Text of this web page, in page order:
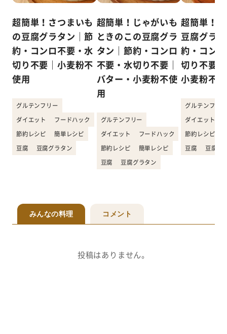
超簡単！さつまいも
の豆腐グラタン｜節
約・コンロ不要・水
切り不要｜小麦粉不
使用
グルテンフリー
ダイエット フードハック
節約レシピ 簡単レシピ
豆腐 豆腐グラタン
超簡単！じゃがいも
ときのこの豆腐グラ
タン｜節約・コンロ
不要・水切り不要｜
バター・小麦粉不使
用
グルテンフリー
ダイエット フードハック
節約レシピ 簡単レシピ
豆腐 豆腐グラタン
超簡単！
豆腐グラ
約・コン
切り不要
小麦粉不
グルテンフリー
ダイエット
節約レシピ
豆腐 豆腐グ
みんなの料理 コメント
投稿はありません。